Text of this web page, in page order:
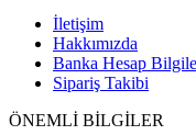
İletişim
Hakkımızda
Banka Hesap
Sipariş Takibi
ÖNEMLİ BİLGİLER